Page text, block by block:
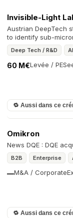
Invisible-Light
Austrian DeepTech
to identify sub-
Deep Tech / R&D
Levée / PE
60 M€
🔁 Aussi dans ce
Omikron
News DQE : DQE
B2B Enterprise
M&A / Corporate
—
🔁 Aussi dans ce